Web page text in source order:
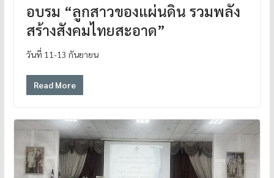
อบรม “ลูกสาวของแผ่นดิน รวมพลัง
สร้างสังคมไทยสะอาด”
วันที่ 11-13 กันยายน
Read More